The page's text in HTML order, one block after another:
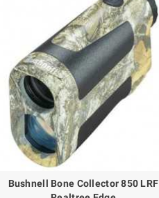
Bushnell Bone Collector 850 LRF